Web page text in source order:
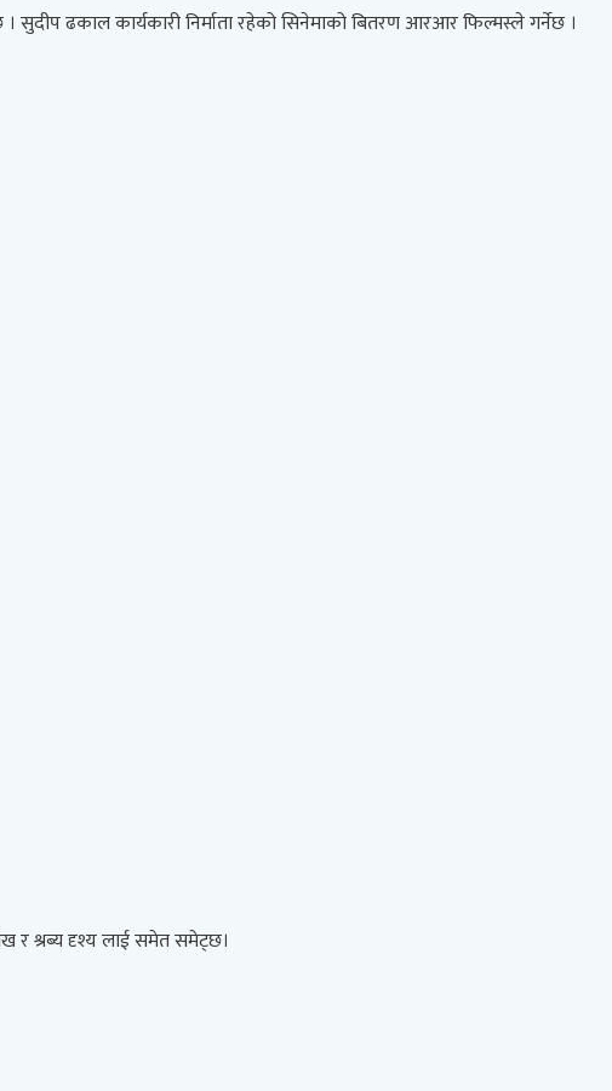
ढकाल कार्यकारी निर्माता रहेको सिनेमाको बितरण आरआर फिल्मस्ले गर्नेछ ।
र श्रब्य दृश्य लाई समेत समेट्छ।